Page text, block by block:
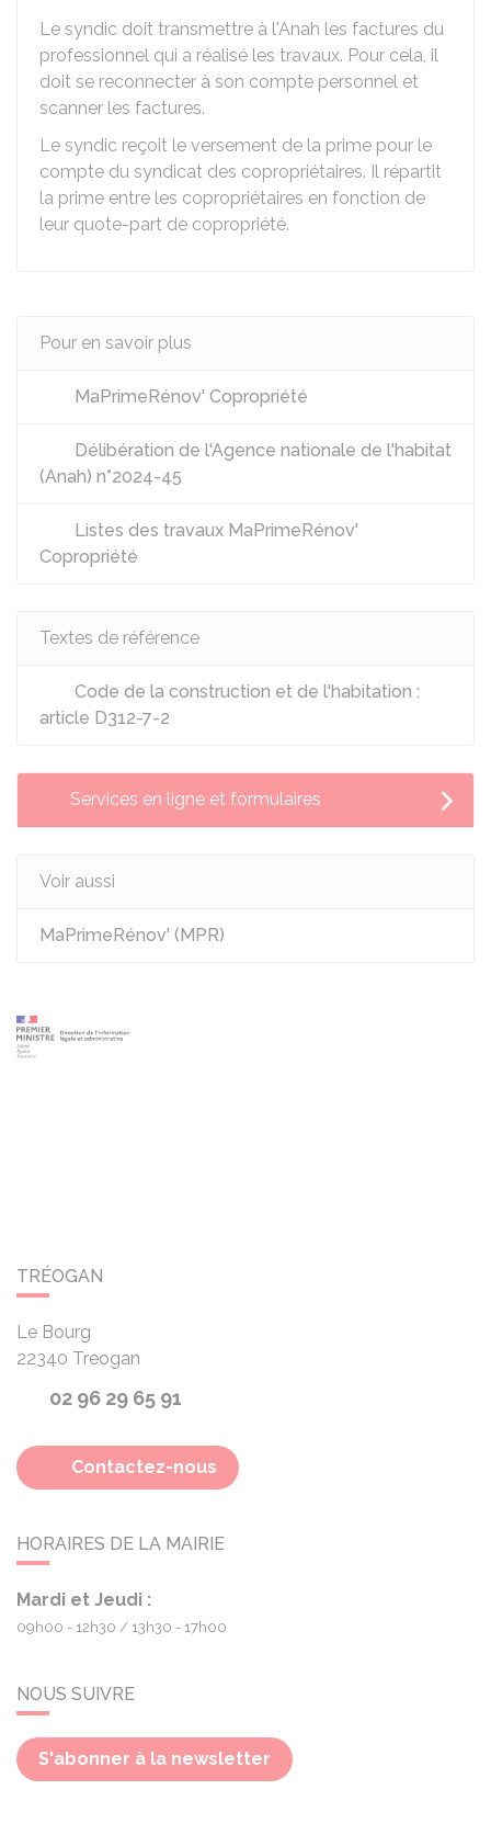
Le syndic doit transmettre à l'Anah les factures du
professionnel qui a réalisé les travaux. Pour cela, il
doit se reconnecter à son compte personnel et
scanner les factures.
Le syndic reçoit le versement de la prime pour le
compte du syndicat des copropriétaires. Il répartit
la prime entre les copropriétaires en fonction de
leur quote-part de copropriété.
Pour en savoir plus
MaPrimeRénov' Copropriété
Délibération de l'Agence nationale de l'habitat
(Anah) n°2024-45
Listes des travaux MaPrimeRénov'
Copropriété
Textes de référence
Code de la construction et de l'habitation :
article D312-7-2
Services en ligne et formulaires
Voir aussi
MaPrimeRénov' (MPR)
TRÉOGAN
Le Bourg
22340 Treogan
02 96 29 65 91
Contactez-nous
HORAIRES DE LA MAIRIE
Mardi et Jeudi :
09h00 - 12h30 13h30 - 17h00
NOUS SUIVRE
S'abonner à la newsletter